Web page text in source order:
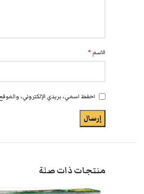
الاسم *
احفظ اسمي، بريدي الإلكتروني،
منتجات ذات صلة